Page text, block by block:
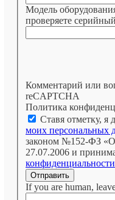
Модель
проверяете
Комментарий или
reCAPTCHA
Политика
Ставя отметку, я
моих персональных
законом №152-ФЗ
27.07.2006 и
конфиденциальности
Отправить
If you are human,